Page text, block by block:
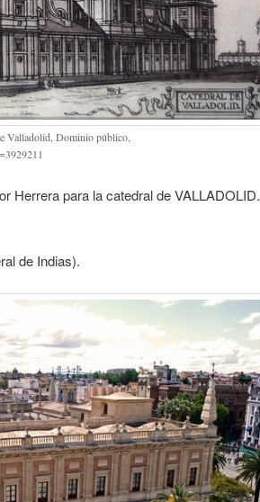
Valladolid, Dominio público,
Herrera para la catedral de VALLADOLID.
de Indias).